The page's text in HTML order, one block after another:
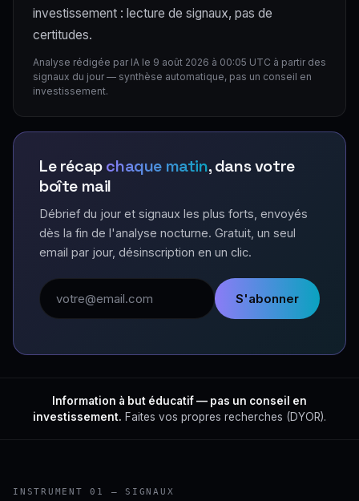
investissement : lecture de signaux, pas de
certitudes.
Analyse rédigée par IA le 9 août 2026 à 00:05 UTC à partir des
signaux du jour — synthèse automatique, pas un conseil en
investissement.
Le récapchaque matin, dans votre
boîte mail
Débrief du jour et signaux les plus forts, envoyés
dès la fin de l'analyse nocturne. Gratuit, un seul
email par jour, désinscription en un clic.
Adresse email
S'abonner
Information à but éducatif — pas un conseil en
investissement. Faites vos propres recherches (DYOR).
INSTRUMENT 01 — SIGNAUX